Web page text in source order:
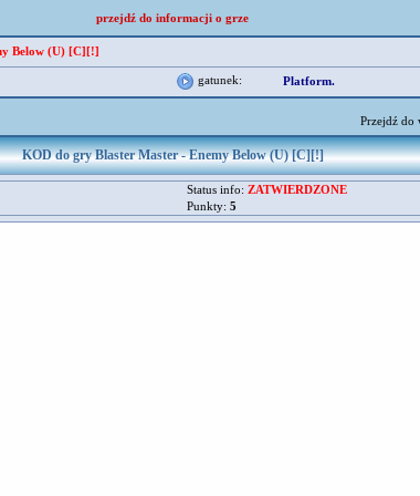
przejdź do informacji o grze
Below (U) [C][!]
gatunek: Platform.
Przejdź do
KOD do gry Blaster Master - Enemy Below (U) [C][!]
Status info: ZATWIERDZONE
Punkty: 5